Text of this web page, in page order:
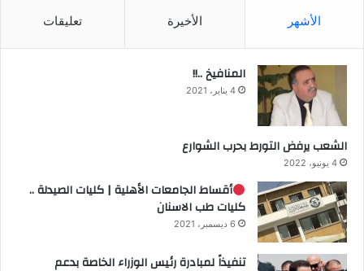
الأشهر الأخيرة تعليقات
المنافيخ ..!!
4 يناير، 2021
الشعب يرفض التورط بحرب الشوارع
4 يونيو، 2022
أقساط الجامعات الأهلية | كليات الصيدلة ..
كليات طب الاسنان
6 ديسمبر، 2021
تنفيذاً لمبادرة رئيس الوزراء الخاصة بدعم